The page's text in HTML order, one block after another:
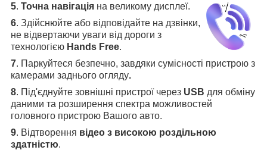
5. Точна навігація на великому дисплеї.
6. Здійснюйте або відповідайте на дзвінки,
не відвертаючи уваги від дороги з
технологією Hands Free.
7. Паркуйтеся безпечно, завдяки сумісності пристрою з
камерами заднього огляду.
8. Під'єднуйте зовнішні пристрої через USB для обміну
даними та розширення спектра можливостей
головного пристрою Вашого авто.
9. Відтворення відео з високою роздільною
здатністю.